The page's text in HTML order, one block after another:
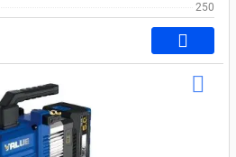
250